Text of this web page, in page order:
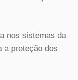
nos sistemas da
a proteção dos